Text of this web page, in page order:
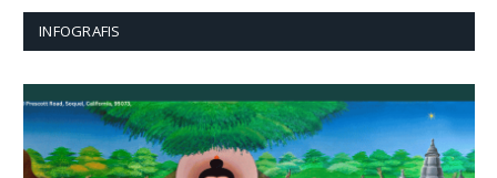
INFOGRAFIS